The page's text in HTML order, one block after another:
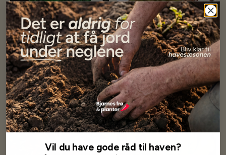
Endive - Wallonne -
Cichorium endiva
20,00 kr
Få besked når på lager
Salad Bowl Rød - pluksalat
18,00 kr
Få besked når på lager
Udsolgt Udsolgt
Vil du have gode råd til haven?